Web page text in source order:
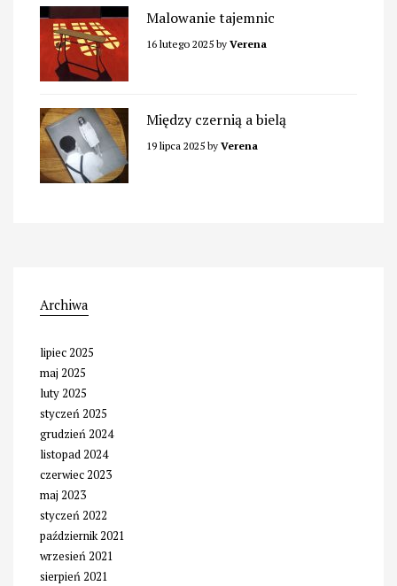
Malowanie tajemnic
16 lutego 2025 by Verena
Między czernią a bielą
19 lipca 2025 by Verena
Archiwa
lipiec 2025
maj 2025
luty 2025
styczeń 2025
grudzień 2024
listopad 2024
czerwiec 2023
maj 2023
styczeń 2022
październik 2021
wrzesień 2021
sierpień 2021